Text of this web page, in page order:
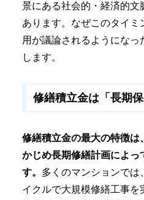
景にある社会的・経済的文
あります。なぜこのタイミ
用が議論されるようにな
します。
修繕積立金は「長期
修繕積立金の最大の特徴は
かじめ長期修繕計画によっ
す。 多くのマンションでは
イクルで大規模修繕工事を